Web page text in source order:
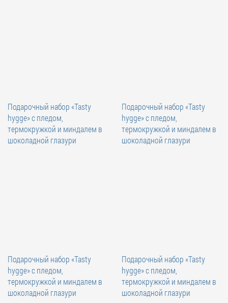
Подарочный набор «Tasty
hygge» с пледом,
термокружкой и миндалем в
шоколадной глазури
Подарочный набор «Tasty
hygge» с пледом,
термокружкой и миндалем в
шоколадной глазури
Подарочный набор «Tasty
hygge» с пледом,
термокружкой и миндалем в
шоколадной глазури
Подарочный набор «Tasty
hygge» с пледом,
термокружкой и миндалем в
шоколадной глазури